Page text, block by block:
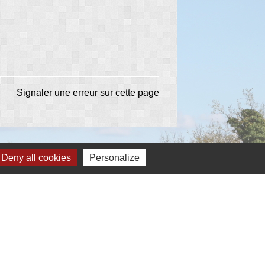
Signaler une erreur sur cette page
Deny all cookies Personalize